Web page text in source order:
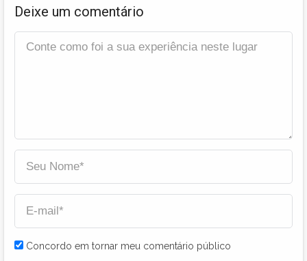
Deixe um comentário
Concordo em tornar meu comentário público